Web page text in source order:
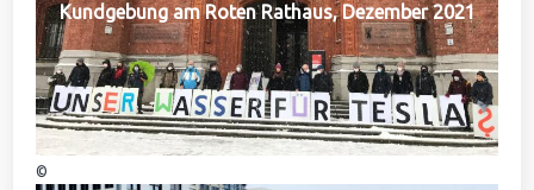
Kundgebung am Roten Rathaus, Dezember 2021
©